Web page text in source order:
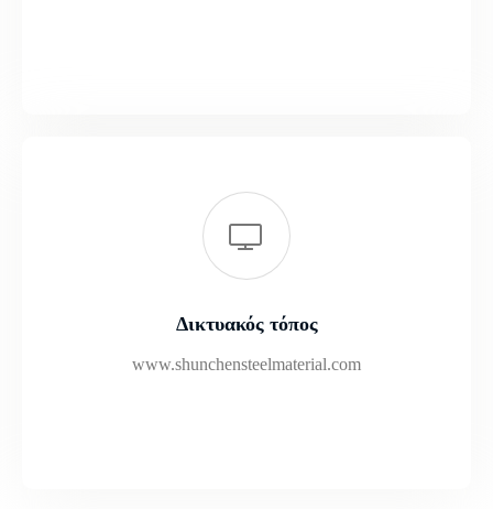
Δικτυακός τόπος
www.shunchensteelmaterial.com